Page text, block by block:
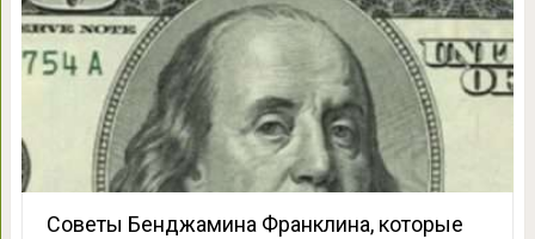
Советы Бенджамина Франклина, которые